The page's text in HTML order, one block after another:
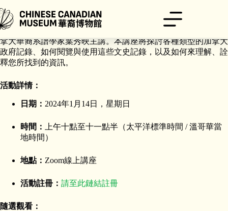
至
主
內
容
華裔博物館的「尋找你的家族足跡」系列活動的開幕講座將由加
拿大華裔系譜學家葉秀映主講。本講座將探討各種類型的加拿大
政府記錄、如何閱覽與使用這些文史記錄，以及如何來理解、詮
釋您所找到的資訊。
活動詳情：
日期： 2024年1月14日，星期日
時間：
上午十點至十一點半（太平洋標準時間 / 溫哥華當
地時間）
地點： Zoom線上講座
活動註冊： 請至此鏈結註冊
隨選觀看：